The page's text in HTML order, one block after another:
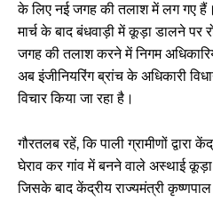
के लिए नई जगह की तलाश में लग गए
मार्च के बाद बंधवाड़ी में कूड़ा डालने
जगह की तलाश करने में निगम
अब इंजीनियरिंग ब्रांच के अधिकारी
विचार किया जा रहा है।
गौरतलब रहें, कि पाली ग्रामीणों द्वारा
घेराव कर गांव में बनने वाले अस्थाई कूड़ा
जिसके बाद केंद्रीय राज्यमंत्री